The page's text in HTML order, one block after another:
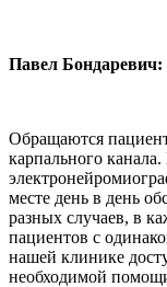
Павел Бондаревич:
Обращаются
карпального
месте день в день
разных случаев, в
пациентов с
нашей клинике
необходимой